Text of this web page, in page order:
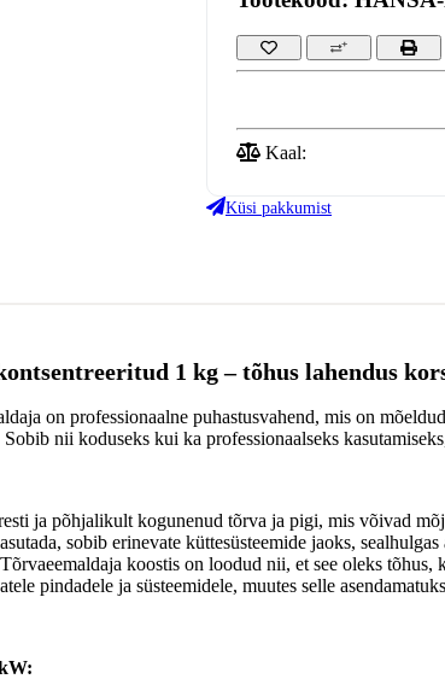
Kaal:
Küsi pakkumist
1 kg – tõhus lahendus
on professionaalne puhastusvahend, mis on
nii koduseks kui ka professionaalseks
ja põhjalikult kogunenud tõrva ja pigi, mis võivad
sobib erinevate küttesüsteemide jaoks,
Tõrvaeemaldaja koostis on loodud nii, et see oleks tõhus,
pindadele ja süsteemidele, muutes selle